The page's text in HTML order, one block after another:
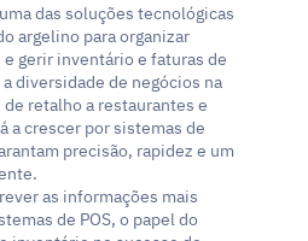
das soluções tecnológicas
argelino para organizar
gerir inventário e faturas de
diversidade de negócios na
retalho a restaurantes e
a crescer por sistemas de
precisão, rapidez e um
as informações mais
de POS, o papel do